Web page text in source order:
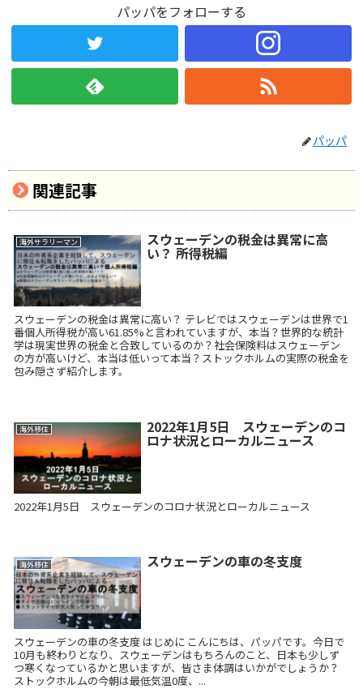
パッパをフォローする
パッパ
関連記事
海外サラリーマン スウェーデンの税金は異常に高
い？ 所得税編
スウェーデンの税金は異常に高い？ テレビではスウェーデンは世界で1
番個人所得税が高い61.85%と言われていますが、本当？世界的な統計
学は現実世界の税金と合致しているのか？社会保険料はスウェーデン
の方が高いけど、本当は低いって本当？ストックホルムの実際の税金を
包み隠さず紹介します。
海外移住 2022年1月5日 スウェーデンのコ
ロナ状況とローカルニュース
2022年1月5日 スウェーデンのコロナ状況とローカルニュース
海外移住 スウェーデンの車の冬支度
スウェーデンの車の冬支度 はじめに こんにちは、パッパです。今日で
10月も終わりとなり、スウェーデンはもちろんのこと、日本も少しず
つ寒くなっているかと思いますが、皆さま体調はいかがでしょうか？
ストックホルムの今朝は最低気温0度、...